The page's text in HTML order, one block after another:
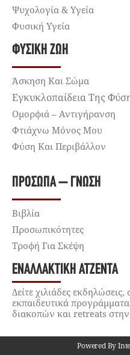
Ψυχολογία & Υγεία
Φυσική Υγεία
ΦΥΣΙΚΉ ΖΩΉ
Άσκηση Και Σώμα
Εγκυκλοπαίδεια Της
Ομορφιά – Αντιγήρανση
Φτιάχνω Μόνος Μου
Φύση Και Περιβάλλον
ΠΡΌΣΩΠΑ – ΓΝΏΣΗ
Βιβλία
Προσωπικότητες
Τροφή Για Σκέψη
ΕΝΑΛΛΑΚΤΙΚΉ ΑΤΖΈΝΤΑ
Δείτε χιλιάδες
εκπαιδευτικά
διακοπών και retreats
Powered By